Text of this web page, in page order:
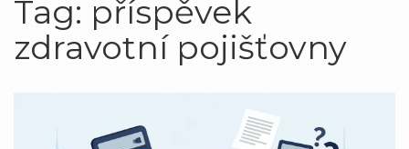
Tag: příspěvek
zdravotní pojišťovny